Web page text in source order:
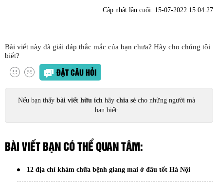
Cập nhật lần cuối: 15-07-2022 15:04:27
Bài viết này đã giải đáp thắc mắc của bạn chưa? Hãy cho chúng tôi
biết?
ĐẶT CÂU HỎI
Nếu bạn thấy bài viết hữu ích hãy chia sẻ cho những người mà
bạn biết:
BÀI VIẾT BẠN CÓ THỂ QUAN TÂM:
12 địa chỉ khám chữa bệnh giang mai ở đâu tốt Hà Nội